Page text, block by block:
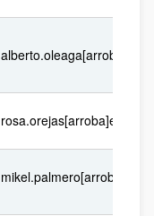
rosa.orejas[arroba]ehu.eus